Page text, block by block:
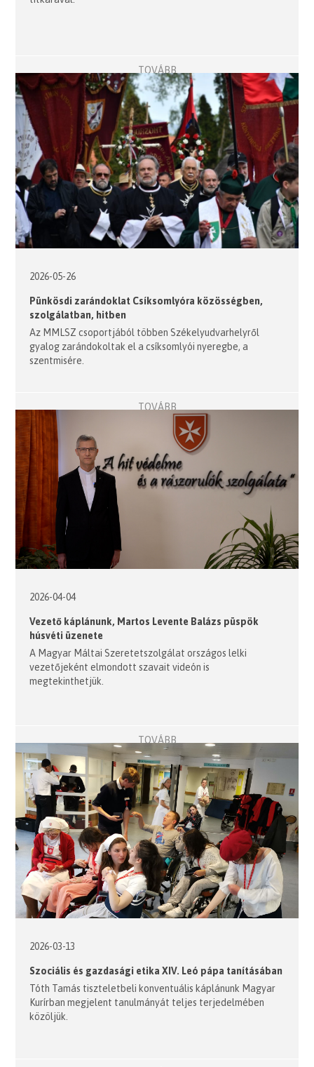
TOVÁBB
2026-05-26
Pünkösdi zarándoklat Csíksomlyóra közösségben,
szolgálatban, hitben
Az MMLSZ csoportjából többen Székelyudvarhelyről
gyalog zarándokoltak el a csíksomlyói nyeregbe, a
szentmisére.
TOVÁBB
2026-04-04
Vezető káplánunk, Martos Levente Balázs püspök
húsvéti üzenete
A Magyar Máltai Szeretetszolgálat országos lelki
vezetőjeként elmondott szavait videón is
megtekinthetjük.
TOVÁBB
2026-03-13
Szociális és gazdasági etika XIV. Leó pápa tanításában
Tóth Tamás tiszteletbeli konventuális káplánunk Magyar
Kurírban megjelent tanulmányát teljes terjedelmében
közöljük.